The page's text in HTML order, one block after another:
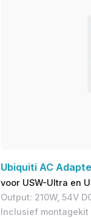
Ubiquiti AC
voor USW-Ultra en
Output: 210W, 54V
Inclusief montagekit